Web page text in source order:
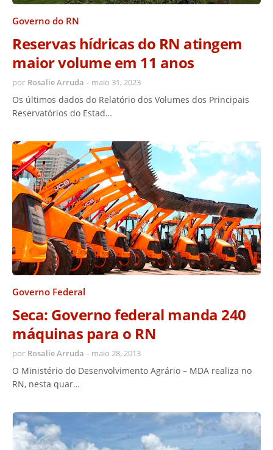
Governo do RN
Reservas hídricas do RN atingem
maior volume em 11 anos
por Rosalie Arruda - maio 31, 2023
Os últimos dados do Relatório dos Volumes dos Principais
Reservatórios do Estad…
Governo Federal
Seca: Governo federal manda 240
máquinas para o RN
por Rosalie Arruda - maio 28, 2013
O Ministério do Desenvolvimento Agrário – MDA realiza no
RN, nesta quar…